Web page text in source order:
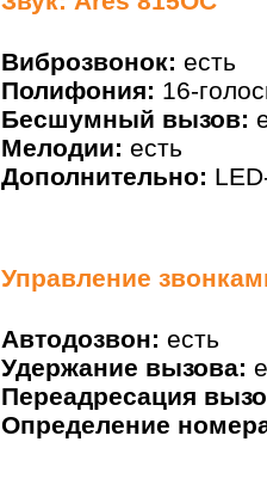
Виброзвонок: есть
Полифония: 16-
Бесшумный вызов:
Мелодии: есть
Дополнительно:
Управление
Автодозвон: есть
Удержание вызова:
Переадресация
Определение